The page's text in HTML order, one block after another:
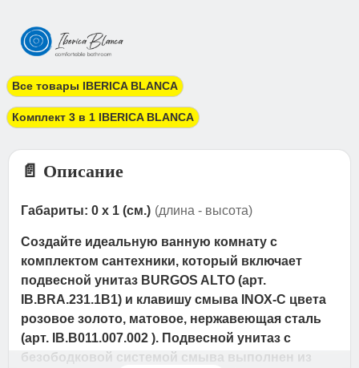
Все товары IBERICA BLANCA
Комплект 3 в 1 IBERICA BLANCA
📄 Описание
Габариты: 0 x 1 (см.) (длина - высота)
Создайте идеальную ванную комнату с
комплектом сантехники, который включает
подвесной унитаз BURGOS ALTO (арт.
IB.BRA.231.1B1) и клавишу смыва INOX-C цвета
розовое золото, матовое, нержавеющая сталь
(арт. IB.B011.007.002 ). Подвесной унитаз с
безободковой системой смыва выполнен из